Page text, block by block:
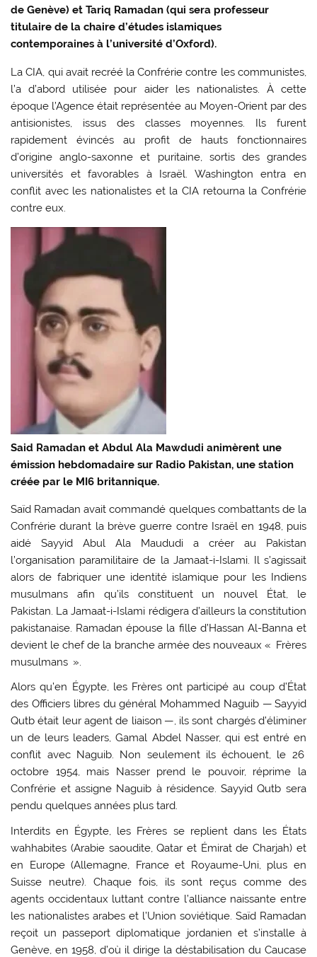
de Genève) et Tariq Ramadan (qui sera professeur
titulaire de la chaire d’études islamiques
contemporaines à l’université d’Oxford).
La CIA, qui avait recréé la Confrérie contre les communistes,
l’a d’abord utilisée pour aider les nationalistes. À cette
époque l’Agence était représentée au Moyen-Orient par des
antisionistes, issus des classes moyennes. Ils furent
rapidement évincés au profit de hauts fonctionnaires
d’origine anglo-saxonne et puritaine, sortis des grandes
universités et favorables à Israël. Washington entra en
conflit avec les nationalistes et la CIA retourna la Confrérie
contre eux.
Said Ramadan et Abdul Ala Mawdudi animèrent une
émission hebdomadaire sur Radio Pakistan, une station
créée par le MI6 britannique.
Saïd Ramadan avait commandé quelques combattants de la
Confrérie durant la brève guerre contre Israël en 1948, puis
aidé Sayyid Abul Ala Maududi a créer au Pakistan
l’organisation paramilitaire de la Jamaat-i-Islami. Il s’agissait
alors de fabriquer une identité islamique pour les Indiens
musulmans afin qu’ils constituent un nouvel État, le
Pakistan. La Jamaat-i-Islami rédigera d’ailleurs la constitution
pakistanaise. Ramadan épouse la fille d’Hassan Al-Banna et
devient le chef de la branche armée des nouveaux « Frères
musulmans ».
Alors qu’en Égypte, les Frères ont participé au coup d’État
des Officiers libres du général Mohammed Naguib — Sayyid
Qutb était leur agent de liaison —, ils sont chargés d’éliminer
un de leurs leaders, Gamal Abdel Nasser, qui est entré en
conflit avec Naguib. Non seulement ils échouent, le 26
octobre 1954, mais Nasser prend le pouvoir, réprime la
Confrérie et assigne Naguib à résidence. Sayyid Qutb sera
pendu quelques années plus tard.
Interdits en Égypte, les Frères se replient dans les États
wahhabites (Arabie saoudite, Qatar et Émirat de Charjah) et
en Europe (Allemagne, France et Royaume-Uni, plus en
Suisse neutre). Chaque fois, ils sont reçus comme des
agents occidentaux luttant contre l’alliance naissante entre
les nationalistes arabes et l’Union soviétique. Saïd Ramadan
reçoit un passeport diplomatique jordanien et s’installe à
Genève, en 1958, d’où il dirige la déstabilisation du Caucase